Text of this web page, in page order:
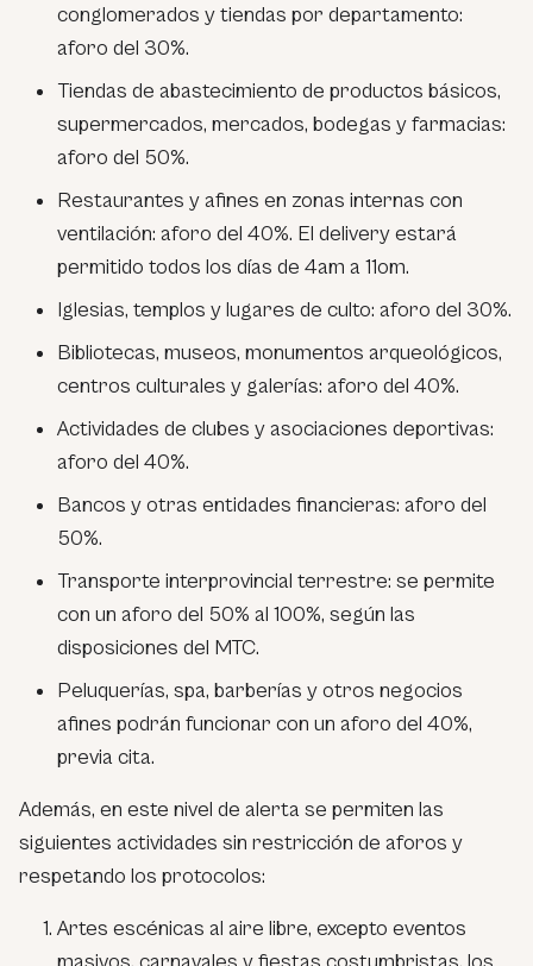
conglomerados y tiendas por departamento:
aforo del 30%.
Tiendas de abastecimiento de productos básicos,
supermercados, mercados, bodegas y farmacias:
aforo del 50%.
Restaurantes y afines en zonas internas con
ventilación: aforo del 40%. El delivery estará
permitido todos los días de 4am a 11om.
Iglesias, templos y lugares de culto: aforo del 30%.
Bibliotecas, museos, monumentos arqueológicos,
centros culturales y galerías: aforo del 40%.
Actividades de clubes y asociaciones deportivas:
aforo del 40%.
Bancos y otras entidades financieras: aforo del
50%.
Transporte interprovincial terrestre: se permite
con un aforo del 50% al 100%, según las
disposiciones del MTC.
Peluquerías, spa, barberías y otros negocios
afines podrán funcionar con un aforo del 40%,
previa cita.
Además, en este nivel de alerta se permiten las
siguientes actividades sin restricción de aforos y
respetando los protocolos:
Artes escénicas al aire libre, excepto eventos